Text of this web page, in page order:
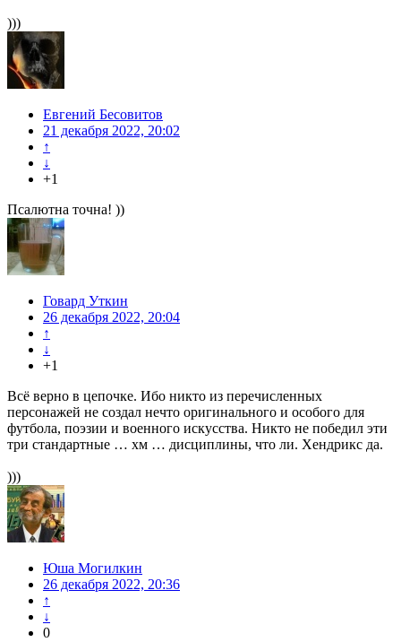
)))
Евгений Бесовитов
21 декабря 2022, 20:02
↑
↓
+1
Псалютна точна! ))
Говард Уткин
26 декабря 2022, 20:04
↑
↓
+1
Всё верно в цепочке. Ибо никто из перечисленных
персонажей не создал нечто оригинального и особого для
футбола, поэзии и военного искусства. Никто не победил эти
три стандартные … хм … дисциплины, что ли. Хендрикс да.
)))
Юша Могилкин
26 декабря 2022, 20:36
↑
↓
0